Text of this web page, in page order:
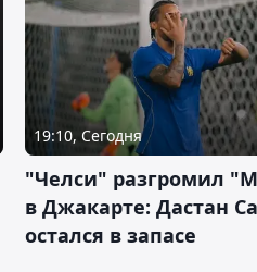
19:10, Сегодня
"Челси" разгромил
в Джакарте: Дастан
остался в запасе